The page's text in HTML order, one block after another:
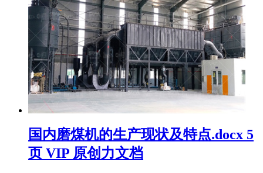
国内磨煤机的生产现状及特点.docx 5
页 VIP 原创力文档